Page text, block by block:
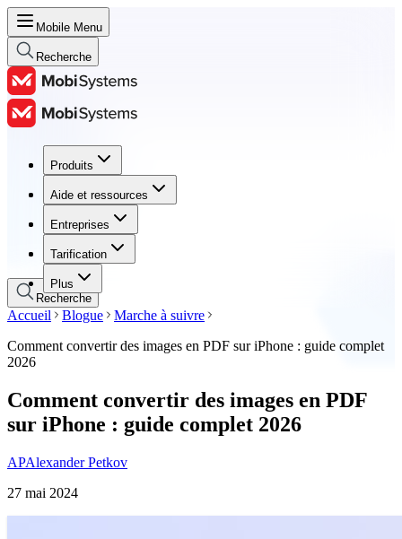
Mobile Menu
Recherche
Produits
Aide et ressources
Entreprises
Tarification
Plus
Produits
Aide et ressources
Entreprises
Tarification
Recherche
Accueil Blogue
Marche à suivre
Comment convertir des images en PDF sur iPhone : guide complet
2026
Comment convertir des images en PDF
sur iPhone : guide complet 2026
APAlexander Petkov
27 mai 2024